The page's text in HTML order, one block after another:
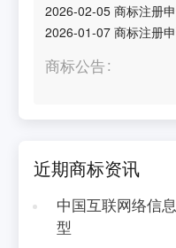
2026-02-05 商标注册
2026-01-07 商标注册
商标公告
近期商标资讯
中国互联网络信
型